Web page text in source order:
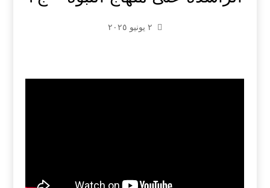
٢ يونيو ٢٠٢٥